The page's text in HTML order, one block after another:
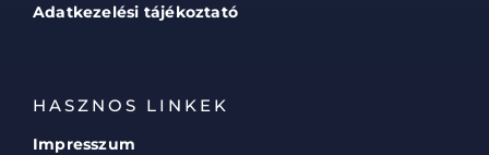
Adatkezelési tájékoztató
HASZNOS LINKEK
Impresszum